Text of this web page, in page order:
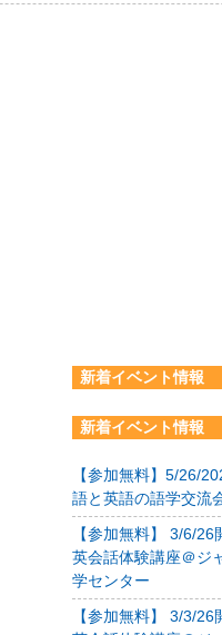
新着イベント情報
新着イベント情報
【参加無料】5/26/
語と英語の語学交流
【参加無料】 3/6/
英会話体験講座＠ジ
学センター
【参加無料】 3/3/